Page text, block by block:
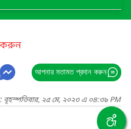
করুন
আপনার মতামত প্রদান করুন
বৃহস্পতিবার, ২৫ মে, ২০২৩ এ ০৪:৩৯ PM